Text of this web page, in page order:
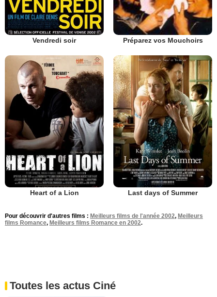
Vendredi soir Préparez vos Mouchoirs
Heart of a Lion Last days of Summer
Pour découvrir d'autres films : Meilleurs films de l'année 2002, Meilleurs
films Romance, Meilleurs films Romance en 2002.
Toutes les actus Ciné